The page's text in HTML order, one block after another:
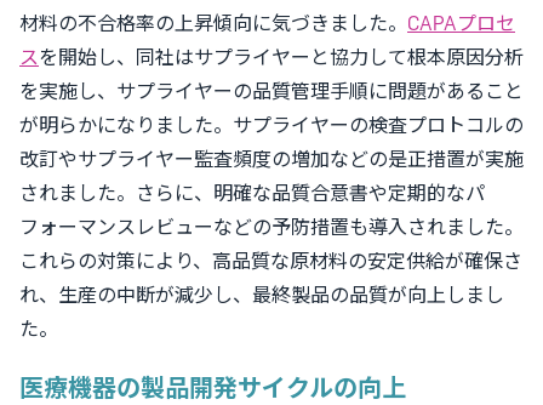
材料の不合格率の上昇傾向に気づきました。 CAPAプロセ
スを開始し、同社はサプライヤーと協力して根本原因分析
を実施し、サプライヤーの品質管理手順に問題があること
が明らかになりました。サプライヤーの検査プロトコルの
改訂やサプライヤー監査頻度の増加などの是正措置が実施
されました。さらに、明確な品質合意書や定期的なパ
フォーマンスレビューなどの予防措置も導入されました。
これらの対策により、高品質な原材料の安定供給が確保さ
れ、生産の中断が減少し、最終製品の品質が向上しまし
た。
医療機器の製品開発サイクルの向上